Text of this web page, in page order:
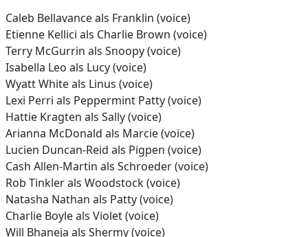
Caleb Bellavance als Franklin (voice)
Etienne Kellici als Charlie Brown (voice)
Terry McGurrin als Snoopy (voice)
Isabella Leo als Lucy (voice)
Wyatt White als Linus (voice)
Lexi Perri als Peppermint Patty (voice)
Hattie Kragten als Sally (voice)
Arianna McDonald als Marcie (voice)
Lucien Duncan-Reid als Pigpen (voice)
Cash Allen-Martin als Schroeder (voice)
Rob Tinkler als Woodstock (voice)
Natasha Nathan als Patty (voice)
Charlie Boyle als Violet (voice)
Will Bhaneja als Shermy (voice)